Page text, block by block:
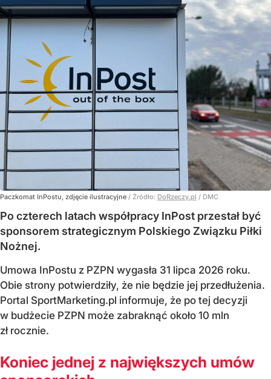
Paczkomat InPostu, zdjęcie ilustracyjne / Źródło: DoRzeczy.pl / DMC
Po czterech latach współpracy InPost przestał być
sponsorem strategicznym Polskiego Związku Piłki
Nożnej.
Umowa InPostu z PZPN wygasła 31 lipca 2026 roku.
Obie strony potwierdziły, że nie będzie jej przedłużenia.
Portal SportMarketing.pl informuje, że po tej decyzji
w budżecie PZPN może zabraknąć około 10 mln
zł rocznie.
Koniec jednej z największych umów